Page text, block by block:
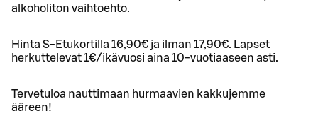
alkoholiton vaihtoehto.
Hinta S-Etukortilla 16,90€ ja ilman 17,90€. Lapset
herkuttelevat 1€/ikävuosi aina 10-vuotiaaseen asti.
Tervetuloa nauttimaan hurmaavien kakkujemme
ääreen!